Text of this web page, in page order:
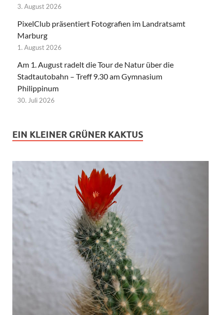
3. August 2026
PixelClub präsentiert Fotografien im Landratsamt
Marburg
1. August 2026
Am 1. August radelt die Tour de Natur über die
Stadtautobahn – Treff 9.30 am Gymnasium
Philippinum
30. Juli 2026
EIN KLEINER GRÜNER KAKTUS